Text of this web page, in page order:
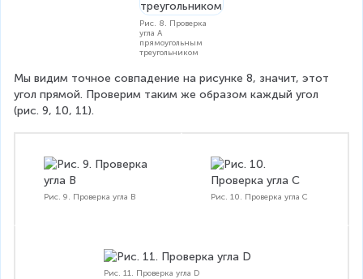
Рис. 8. Проверка
угла A
прямоугольным
треугольником
Мы видим точное совпадение на рисунке 8, значит, этот
угол прямой. Проверим таким же образом каждый угол
(рис. 9, 10, 11).
Рис. 9. Проверка угла B Рис. 10. Проверка угла C
Рис. 11. Проверка угла D